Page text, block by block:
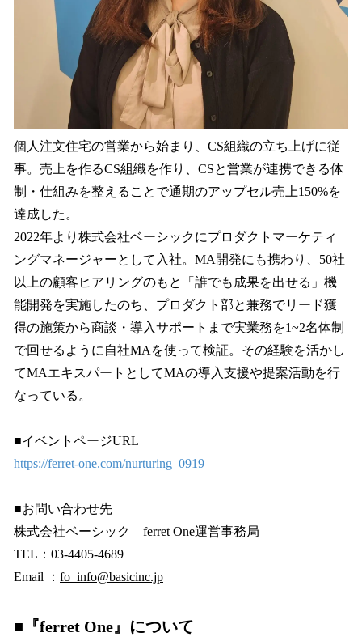
個人注文住宅の営業から始まり、CS組織の立ち上げに従
事。売上を作るCS組織を作り、CSと営業が連携できる体
制・仕組みを整えることで通期のアップセル売上150%を
達成した。
2022年より株式会社ベーシックにプロダクトマーケティ
ングマネージャーとして入社。MA開発にも携わり、50社
以上の顧客ヒアリングのもと「誰でも成果を出せる」機
能開発を実施したのち、プロダクト部と兼務でリード獲
得の施策から商談・導入サポートまで実業務を1~2名体制
で回せるように自社MAを使って検証。その経験を活かし
てMAエキスパートとしてMAの導入支援や提案活動を行
なっている。
■イベントページURL
https://ferret-one.com/nurturing_0919
■お問い合わせ先
株式会社ベーシック ferret One運営事務局
TEL：03-4405-4689
Email ： fo_info@basicinc.jp
■『ferret One』について